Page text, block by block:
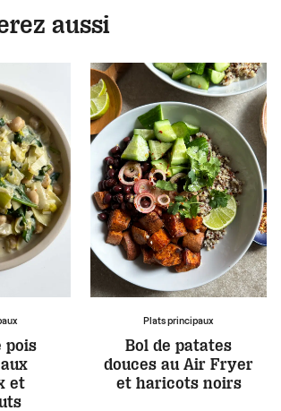
aussi
pois
et
Plats principaux
Bol de patates
douces au Air Fryer
et haricots noirs